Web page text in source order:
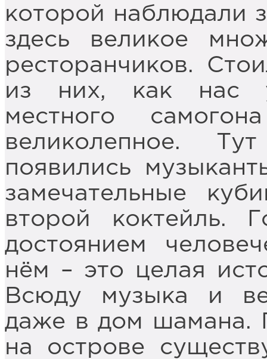
которой наблюдали
здесь великое
ресторанчиков.
из них, как нас
местного
великолепное.
появились
замечательные
второй коктейль.
достоянием
нём – это целая
Всюду музыка и
даже в дом шамана.
на острове